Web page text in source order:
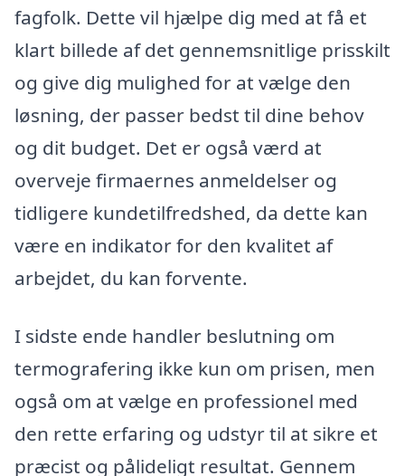
fagfolk. Dette vil hjælpe dig med at få et
klart billede af det gennemsnitlige prisskilt
og give dig mulighed for at vælge den
løsning, der passer bedst til dine behov
og dit budget. Det er også værd at
overveje firmaernes anmeldelser og
tidligere kundetilfredshed, da dette kan
være en indikator for den kvalitet af
arbejdet, du kan forvente.
I sidste ende handler beslutning om
termografering ikke kun om prisen, men
også om at vælge en professionel med
den rette erfaring og udstyr til at sikre et
præcist og pålideligt resultat. Gennem